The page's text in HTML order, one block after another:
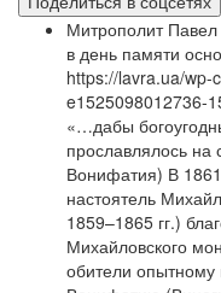
Митрополит
в день памяти
https://lavra.ua/wp-
e1525098012736-
«…дабы
прославлялось
Вонифатия) В
настоятель
1859–1865 гг.)
Михайловского
обители опытному